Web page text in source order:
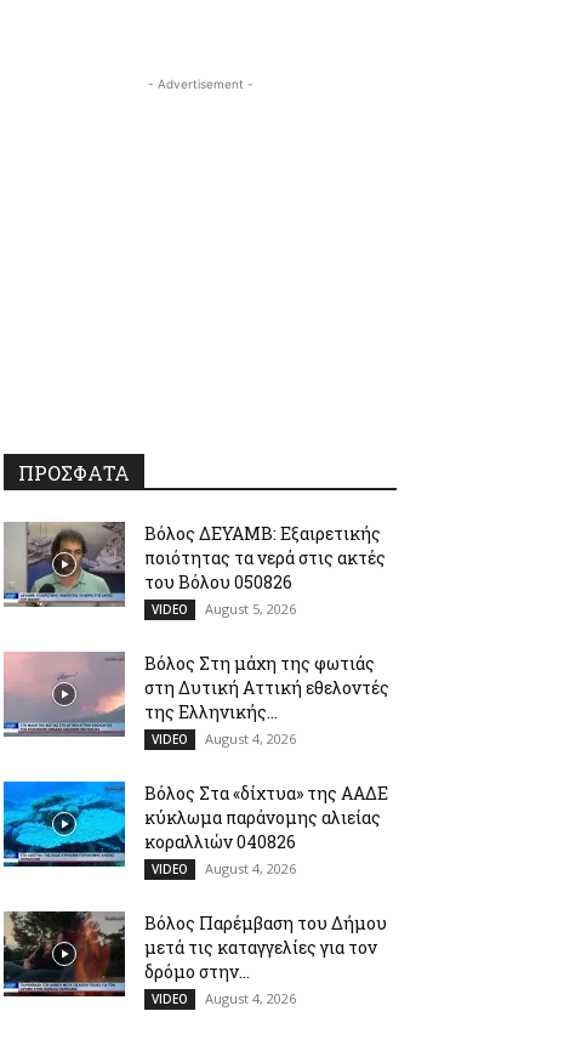
- Advertisement -
ΠΡΟΣΦΑΤΑ
Βόλος ΔΕΥΑΜΒ: Εξαιρετικής
ποιότητας τα νερά στις ακτές
του Βόλου 050826
VIDEO August 5, 2026
Βόλος Στη μάχη της φωτιάς
στη Δυτική Αττική εθελοντές
της Ελληνικής...
VIDEO August 4, 2026
Βόλος Στα «δίχτυα» της ΑΑΔΕ
κύκλωμα παράνομης αλιείας
κοραλλιών 040826
VIDEO August 4, 2026
Βόλος Παρέμβαση του Δήμου
μετά τις καταγγελίες για τον
δρόμο στην...
VIDEO August 4, 2026